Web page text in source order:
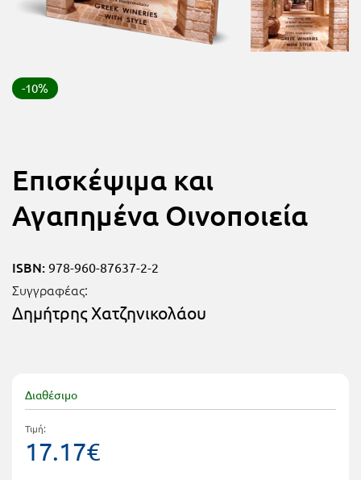
είναι
βιβλίο
Πανεπιστημιακά
Ορθόδοξα
Ξένες
γλώσσες
Θεματικά
Ημερολόγια
Β΄
Γ΄
Τάξη
ΣΤ΄
Τάξη
Γυμνάσιο
Τάξη
Τάξη
Επισκέψιμα και
Αγαπημένα Οινοποιεία
ISBN: 978-960-87637-2-2
Συγγραφέας:
Δημήτρης Χατζηνικολάου
-10%
Διαθέσιμο
Τιμή:
17.17€